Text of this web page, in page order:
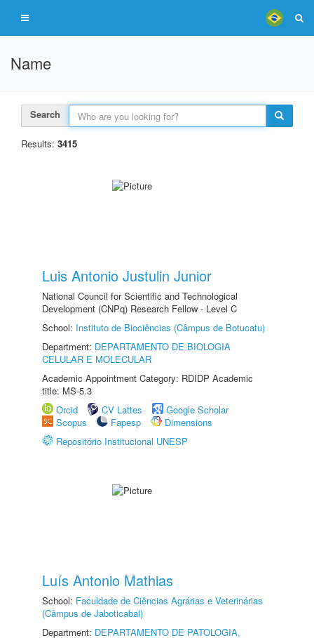
Name
Search
Results: 3415
Luis Antonio Justulin Junior
National Council for Scientific and Technological
Development (CNPq) Research Fellow - Level C
School: Instituto de Biociências (Câmpus de Botucatu)
Department: DEPARTAMENTO DE BIOLOGIA
CELULAR E MOLECULAR
Academic Appointment Category: RDIDP Academic
title: MS-5.3
Orcid
CV Lattes
Google Scholar
Scopus
Fapesp
Dimensions
Repositório Institucional UNESP
Luís Antonio Mathias
School: Faculdade de Ciências Agrárias e Veterinárias
(Câmpus de Jaboticabal)
Department: DEPARTAMENTO DE PATOLOGIA,